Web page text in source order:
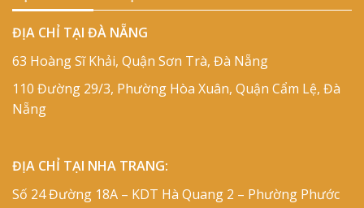
ĐỊA CHỈ TẠI ĐÀ NẴNG
63 Hoàng Sĩ Khải, Quận Sơn Trà, Đà Nẵng
110 Đường 29/3, Phường Hòa Xuân, Quận Cẩm Lệ, Đà
Nẵng
ĐỊA CHỈ TẠI NHA TRANG:
Số 24 Đường 18A – KDT Hà Quang 2 – Phường Phước